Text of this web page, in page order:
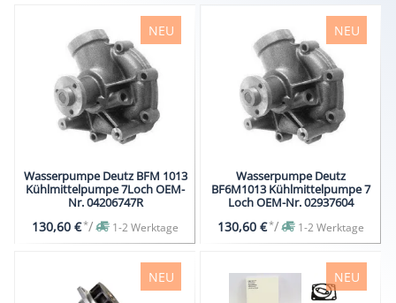
Wasserpumpe Deutz BFM 1013
Kühlmittelpumpe 7Loch OEM-
Nr. 04206747R
130,60 €*/ 1-2 Werktage
NEU
Wasserpumpe Deutz
BF6M1013 Kühlmittelpumpe 7
Loch OEM-Nr. 02937604
130,60 €*/ 1-2 Werktage
NEU
NEU NEU